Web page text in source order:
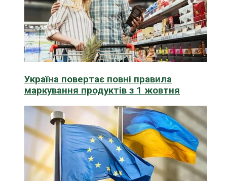
Україна повертає повні правила
маркування продуктів з 1 жовтня